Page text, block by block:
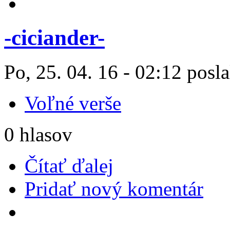
-ciciander-
Po, 25. 04. 16 - 02:12
Voľné verše
0 hlasov
Čítať ďalej
Pridať nový komentár